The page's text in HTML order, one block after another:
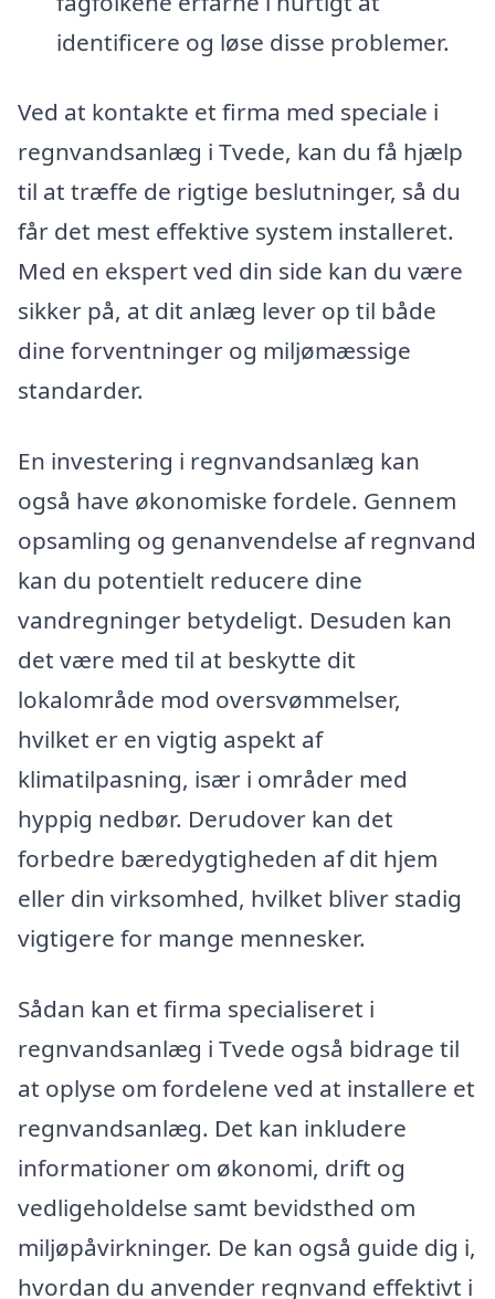
identificere og løse disse problemer.
Ved at kontakte et firma med speciale i
regnvandsanlæg i Tvede, kan du få hjælp
til at træffe de rigtige beslutninger, så du
får det mest effektive system installeret.
Med en ekspert ved din side kan du være
sikker på, at dit anlæg lever op til både
dine forventninger og miljømæssige
standarder.
En investering i regnvandsanlæg kan
også have økonomiske fordele. Gennem
opsamling og genanvendelse af regnvand
kan du potentielt reducere dine
vandregninger betydeligt. Desuden kan
det være med til at beskytte dit
lokalområde mod oversvømmelser,
hvilket er en vigtig aspekt af
klimatilpasning, især i områder med
hyppig nedbør. Derudover kan det
forbedre bæredygtigheden af dit hjem
eller din virksomhed, hvilket bliver stadig
vigtigere for mange mennesker.
Sådan kan et firma specialiseret i
regnvandsanlæg i Tvede også bidrage til
at oplyse om fordelene ved at installere et
regnvandsanlæg. Det kan inkludere
informationer om økonomi, drift og
vedligeholdelse samt bevidsthed om
miljøpåvirkninger. De kan også guide dig i,
hvordan du anvender regnvand effektivt i